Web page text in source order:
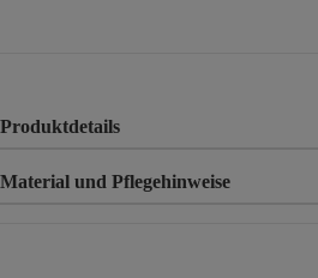
Produktdetails
Material und Pflegehinweise